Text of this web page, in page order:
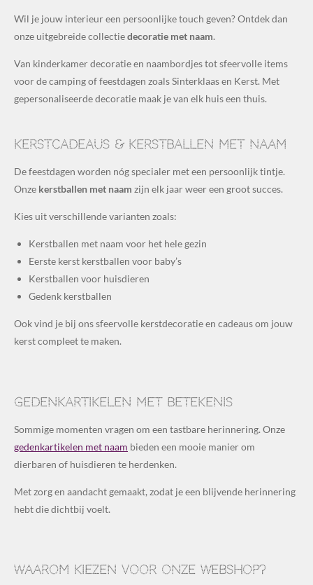
Wil je jouw interieur een persoonlijke touch geven? Ontdek dan
onze uitgebreide collectiedecoratie met naam.
Van kinderkamer decoratie en naambordjes tot sfeervolle items
voor de camping of feestdagen zoals Sinterklaas en Kerst. Met
gepersonaliseerde decoratie maak je van elk huis een thuis.
Kerstcadeaus & kerstballen met naam
De feestdagen worden nóg specialer met een persoonlijk tintje.
Onze kerstballen met naam zijn elk jaar weer een groot succes.
Kies uit verschillende varianten zoals:
Kerstballen met naam voor het hele gezin
Eerste kerst kerstballen voor baby’s
Kerstballen voor huisdieren
Gedenk kerstballen
Ook vind je bij ons sfeervolle kerstdecoratie en cadeaus om jouw
kerst compleet te maken.
Gedenkartikelen met betekenis
Sommige momenten vragen om een tastbare herinnering. Onze
gedenkartikelen met naam bieden een mooie manier om
dierbaren of huisdieren te herdenken.
Met zorg en aandacht gemaakt, zodat je een blijvende herinnering
hebt die dichtbij voelt.
Waarom kiezen voor onze webshop?